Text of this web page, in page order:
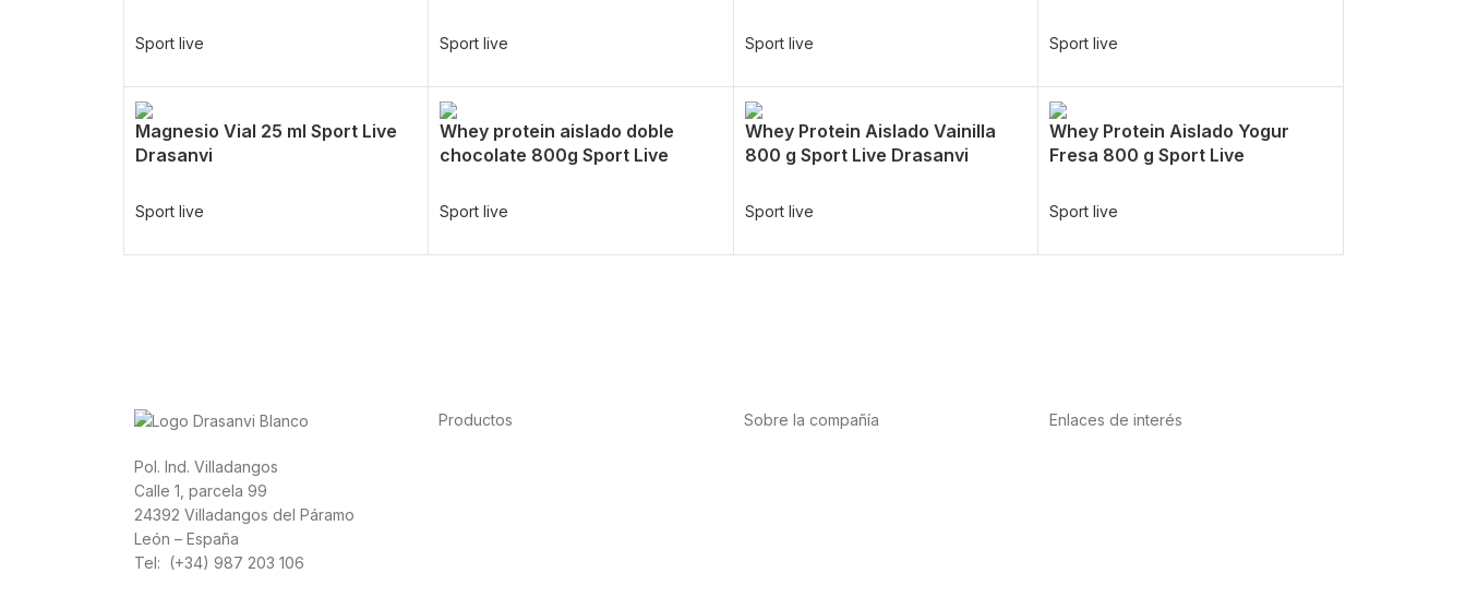
Sport live Sport live Sport live Sport live
Magnesio Vial 25 ml Sport Live
Drasanvi
Sport live
Whey protein aislado doble
chocolate 800g Sport Live
Sport live
Whey Protein Aislado Vainilla
800 g Sport Live Drasanvi
Sport live
Whey Protein Aislado Yogur
Fresa 800 g Sport Live
Sport live
Pol. Ind. Villadangos
Calle 1, parcela 99
24392 Villadangos del Páramo
León – España
Tel: (+34) 987 203 106
Productos Sobre la compañía Enlaces de interés